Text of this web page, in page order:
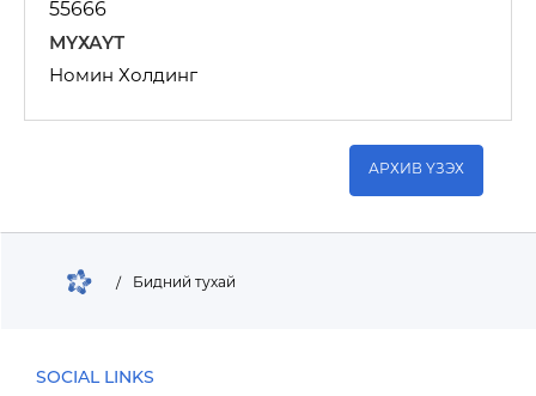
55666
МҮХАҮТ
Номин Холдинг
АРХИВ ҮЗЭХ
/ Бидний тухай
SOCIAL LINKS